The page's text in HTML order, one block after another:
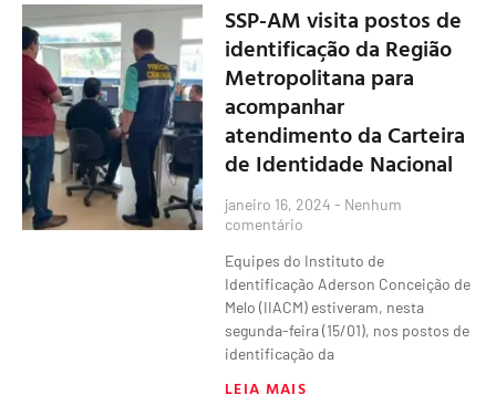
SSP-AM visita postos de
identificação da Região
Metropolitana para
acompanhar
atendimento da Carteira
de Identidade Nacional
janeiro 16, 2024 Nenhum
comentário
Equipes do Instituto de
Identificação Aderson Conceição de
Melo (IIACM) estiveram, nesta
segunda-feira (15/01), nos postos de
identificação da
LEIA MAIS